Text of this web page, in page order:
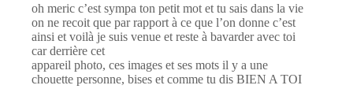
oh meric c’est sympa ton petit mot et tu sais dans la vie
on ne recoit que par rapport à ce que l’on donne c’est
ainsi et voilà je suis venue et reste à bavarder avec toi
car derrière cet
appareil photo, ces images et ses mots il y a une
chouette personne, bises et comme tu dis BIEN A TOI